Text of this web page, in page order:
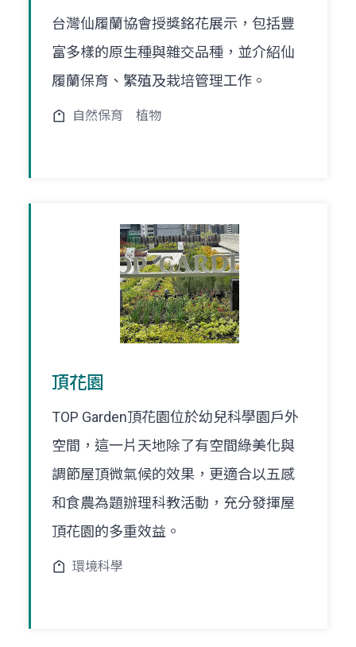
台灣仙履蘭協會授獎銘花展示，包括豐
富多樣的原生種與雜交品種，並介紹仙
履蘭保育、繁殖及栽培管理工作。
自然保育 植物
頂花園
TOP Garden頂花園位於幼兒科學園戶外
空間，這一片天地除了有空間綠美化與
調節屋頂微氣候的效果，更適合以五感
和食農為題辦理科教活動，充分發揮屋
頂花園的多重效益。
環境科學